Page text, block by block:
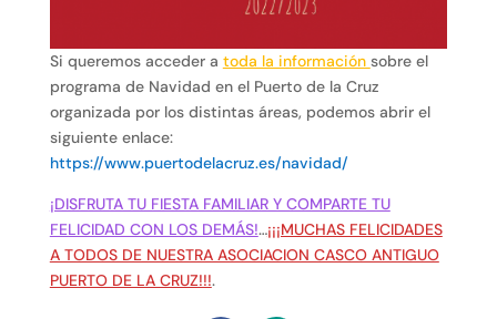
Si queremos acceder a toda la información sobre el
programa de Navidad en el Puerto de la Cruz
organizada por los distintas áreas, podemos abrir el
siguiente enlace:
https://www.puertodelacruz.es/navidad/
¡DISFRUTA TU FIESTA FAMILIAR Y COMPARTE TU
FELICIDAD CON LOS DEMÁS!…¡¡¡MUCHAS FELICIDADES
A TODOS DE NUESTRA ASOCIACION CASCO ANTIGUO
PUERTO DE LA CRUZ!!!.